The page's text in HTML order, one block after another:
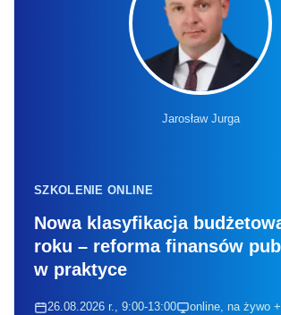
Jarosław Jurga
SZKOLENIE ONLINE
Nowa klasyfikacja
roku – reforma finansów
w praktyce
26.08.2026 r., 9:00-13:00 online, na żywo